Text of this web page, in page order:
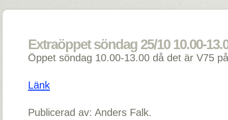
Extraöppet söndag 25/10 10.00-
Öppet söndag 10.00-13.00 då det är V75
Länk
Publicerad av: Anders Falk.